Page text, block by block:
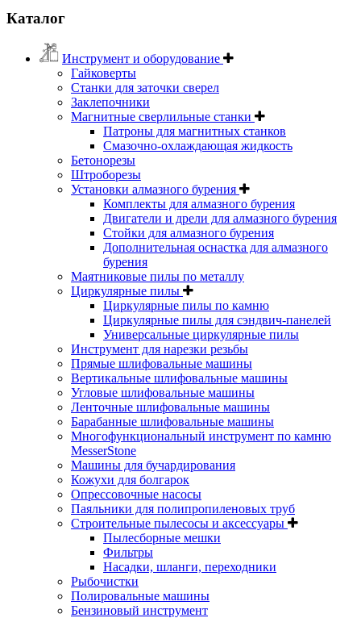
Каталог
Инструмент и оборудование
Гайковерты
Станки для заточки сверел
Заклепочники
Магнитные сверлильные станки
Патроны для магнитных станков
Смазочно-охлаждающая жидкость
Бетонорезы
Штроборезы
Установки алмазного бурения
Комплекты для алмазного бурения
Двигатели и дрели для алмазного бурения
Стойки для алмазного бурения
Дополнительная оснастка для алмазного
бурения
Маятниковые пилы по металлу
Циркулярные пилы
Циркулярные пилы по камню
Циркулярные пилы для сэндвич-панелей
Универсальные циркулярные пилы
Инструмент для нарезки резьбы
Прямые шлифовальные машины
Вертикальные шлифовальные машины
Угловые шлифовальные машины
Ленточные шлифовальные машины
Барабанные шлифовальные машины
Многофункциональный инструмент по камню
MesserStone
Машины для бучардирования
Кожухи для болгарок
Опрессовочные насосы
Паяльники для полипропиленовых труб
Строительные пылесосы и аксессуары
Пылесборные мешки
Фильтры
Насадки, шланги, переходники
Рыбочистки
Полировальные машины
Бензиновый инструмент